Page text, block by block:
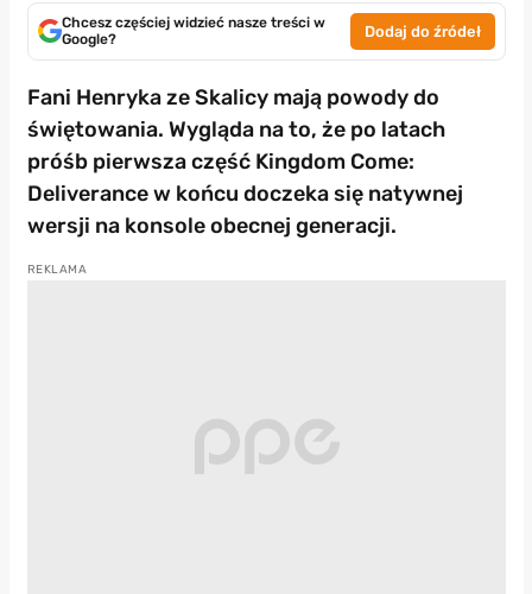
Chcesz częściej widzieć nasze treści w
Google?
Dodaj do źródeł
Fani Henryka ze Skalicy mają powody do
świętowania. Wygląda na to, że po latach
próśb pierwsza część Kingdom Come:
Deliverance w końcu doczeka się natywnej
wersji na konsole obecnej generacji.